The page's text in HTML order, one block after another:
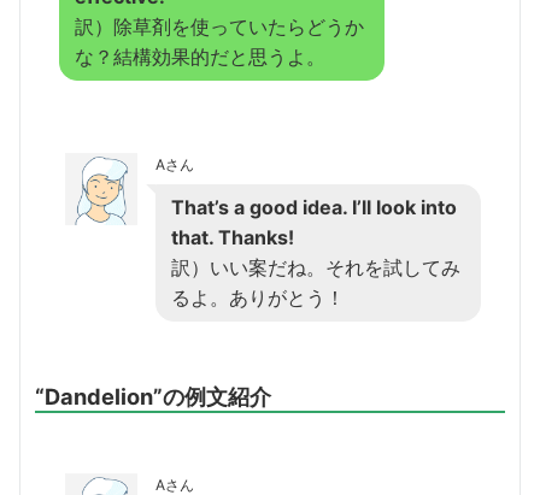
訳）除草剤を使っていたらどうか
な？結構効果的だと思うよ。
Aさん
That’s a good idea. I’ll look into
that. Thanks!
訳）いい案だね。それを試してみ
るよ。ありがとう！
“Dandelion”の例文紹介
Aさん